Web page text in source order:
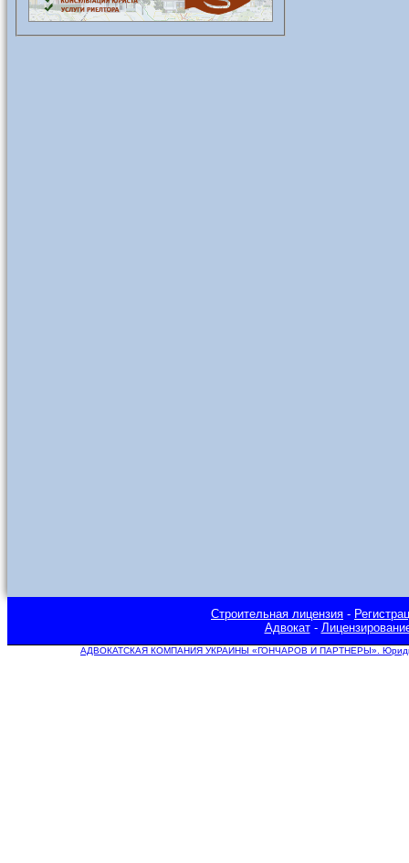
Строительная лицензия -
Адвокат-
АДВОКАТСКАЯ КОМПАНИЯ УКРАИНЫ «ГОНЧАРОВ И ПАРТНЕРЫ».